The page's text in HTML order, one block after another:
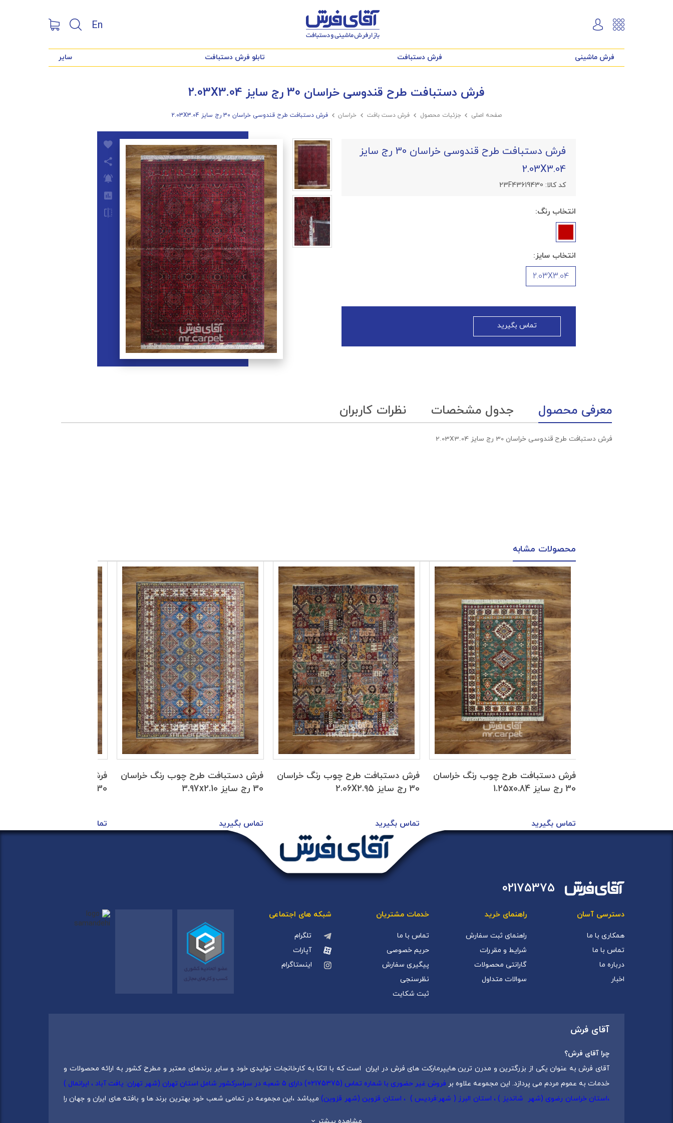
En
فرش ماشینی فرش دستبافت تابلو فرش دستبافت سایر
فرش دستبافت طرح قندوسی خراسان 30 رج سایز 2.03X3.04
صفحه اصلی  جزئیات محصول  فرش دست بافت  خراسان  فرش دستبافت طرح قندوسی خراسان 30 رج سایز 2.03X3.04
فرش دستبافت طرح قندوسی خراسان 30 رج سایز
2.03X3.04
کد کالا: 23F43619430
انتخاب رنگ:
انتخاب سایز:
2.03X3.04
تماس بگیرید
معرفی محصول جدول مشخصات نظرات کاربران
فرش دستبافت طرح قندوسی خراسان 30 رج سایز 2.03X3.04
محصولات مشابه
فرش دستبافت طرح چوب رنگ خراسان
30 رج سایز 1.25x0.84
تماس بگیرید
فرش دستبافت طرح چوب رنگ خراسان
30 رج سایز 2.06X2.95
تماس بگیرید
فرش دستبافت طرح چوب رنگ خراسان
30 رج سایز 3.97x2.10
تماس بگیرید
فرش دستبافت طرح چوب
30 رج سایز 2.60x1.89
تماس بگیرید
02175375
دسترسی آسان
همکاری با ما
تماس با ما
درباره ما
اخبار
راهنمای خرید
راهنمای ثبت سفارش
شرایط و مقررات
گارانتی محصولات
سوالات متداول
خدمات مشتریان
تماس با ما
حریم خصوصی
پیگیری سفارش
نظرسنجی
ثبت شکایت
شبکه های اجتماعی
تلگرام
آپارات
اینستاگرام
آقای فرش
چرا آقای فرش؟
آقای فرش به عنوان یکی از بزرگترین و مدرن ترین هایپرمارکت های فرش در ایران است که با اتکا به کارخانجات تولیدی خود و سایر برندهای معتبر و مطرح کشور به ارائه محصولات و
خدمات به عموم مردم می پردازد. این مجموعه علاوه بر
فروش غیر حضوری با شماره تماس (02175375) دارای 5 شعبه در سراسرکشور شامل استان تهران (شهر تهران: یافت آباد ، ایرانمال )
،استان خراسان رضوی (شهر شاندیز ) ، استان البرز ( شهر:فردیس ) ، استان قزوین (شهر قزوین) میباشد ،این مجموعه در تمامی شعب خود بهترین برند ها و بافته های ایران و جهان را
مشاهده بیشتر